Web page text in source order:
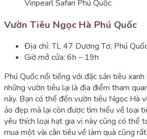
Vinpearl Safari Phú Quốc
Vườn Tiêu Ngọc Hà Phú Quốc
Địa chỉ: TL 47 Dương Tơ, Phú
Giờ mở cửa: 6h – 19h
Phú Quốc nổi tiếng với đặc sản tiêu
những vườn tiêu lại là địa điểm tham
này. Bạn có thể đến vườn tiêu Ngọc Hà
ảo đẹp mà lại còn được tìm hiểu về loại
yêu thích loại hạt gia vị này cũng có thể
mua một vài cân tiêu về làm quà cũng